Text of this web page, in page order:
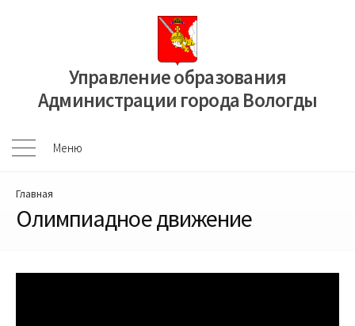
Управление образования
Администрации города Вологды
Меню
Меню
Главная
Олимпиадное движение